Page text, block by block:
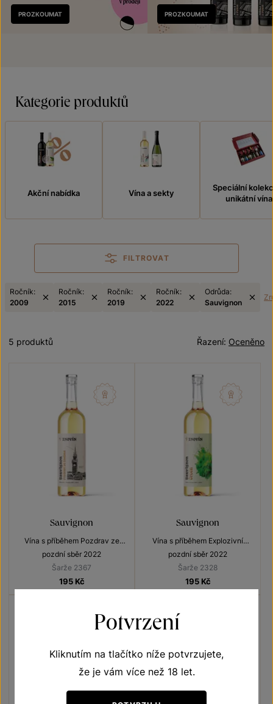
Nově
v prodeji
PROZKOUMAT PROZKOUMAT
Kategorie produktů
Akční nabídka Vína a sekty
Speciální
unikátní vína
FILTROVAT
Ročník:
2009
Ročník:
2015
Ročník:
2019
Ročník:
2022
Odrůda:
Sauvignon
Oceněno
Řazení:
5 produktů
Sauvignon
Vína s příběhem Pozdrav ze
Znojma
pozdní sběr 2022
Šarže 2367
195 Kč
Sauvignon
Vína s příběhem Explozivní
Sauvignony
pozdní sběr 2022
Šarže 2328
195 Kč
Potvrzení
Kliknutím na tlačítko níže potvrzujete,
že je vám více než 18 let.